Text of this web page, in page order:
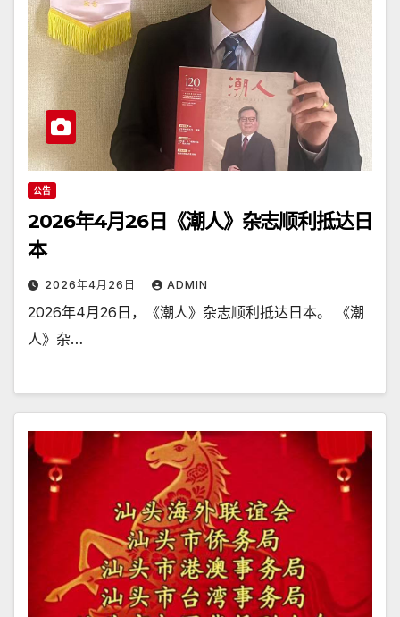
公告
2026年4月26日《潮人》杂志顺利抵达日
本
2026年4月26日 ADMIN
2026年4月26日，《潮人》杂志顺利抵达日本。 《潮
人》杂…